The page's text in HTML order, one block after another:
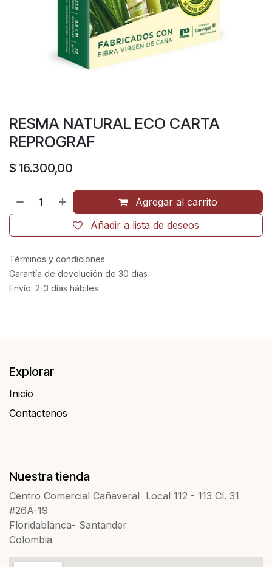
RESMA NATURAL ECO CARTA
REPROGRAF
$ 16.300,00
Agregar al carrito
Añadir a lista de deseos
Términos y condiciones
Garantía de devolución de 30 días
Envío: 2-3 días hábiles
Explorar
Inicio
Contactenos​​
Nuestra tienda
Centro Comercial Cañaveral Local 112 - 113 Cl. 31
#26A-19
Floridablanca- Santander
Colombia